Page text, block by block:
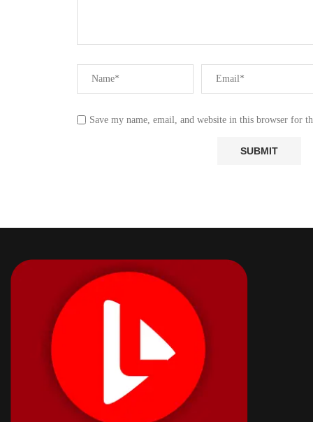
Save my name, email, and website in this browser for